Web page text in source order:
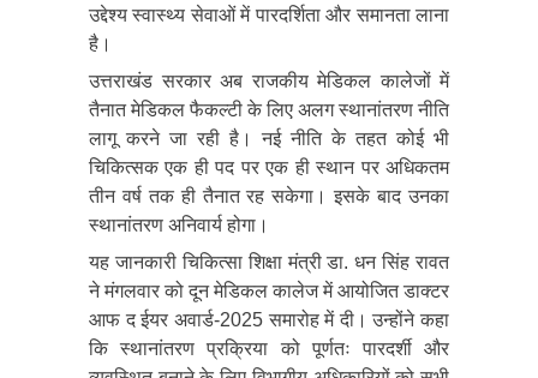
उद्देश्य स्वास्थ्य सेवाओं में पारदर्शिता और समानता लाना
है।
उत्तराखंड सरकार अब राजकीय मेडिकल कालेजों में
तैनात मेडिकल फैकल्टी के लिए अलग स्थानांतरण नीति
लागू करने जा रही है। नई नीति के तहत कोई भी
चिकित्सक एक ही पद पर एक ही स्थान पर अधिकतम
तीन वर्ष तक ही तैनात रह सकेगा। इसके बाद उनका
स्थानांतरण अनिवार्य होगा।
यह जानकारी चिकित्सा शिक्षा मंत्री डा. धन सिंह रावत
ने मंगलवार को दून मेडिकल कालेज में आयोजित डाक्टर
आफ द ईयर अवार्ड-2025 समारोह में दी। उन्होंने कहा
कि स्थानांतरण प्रक्रिया को पूर्णतः पारदर्शी और